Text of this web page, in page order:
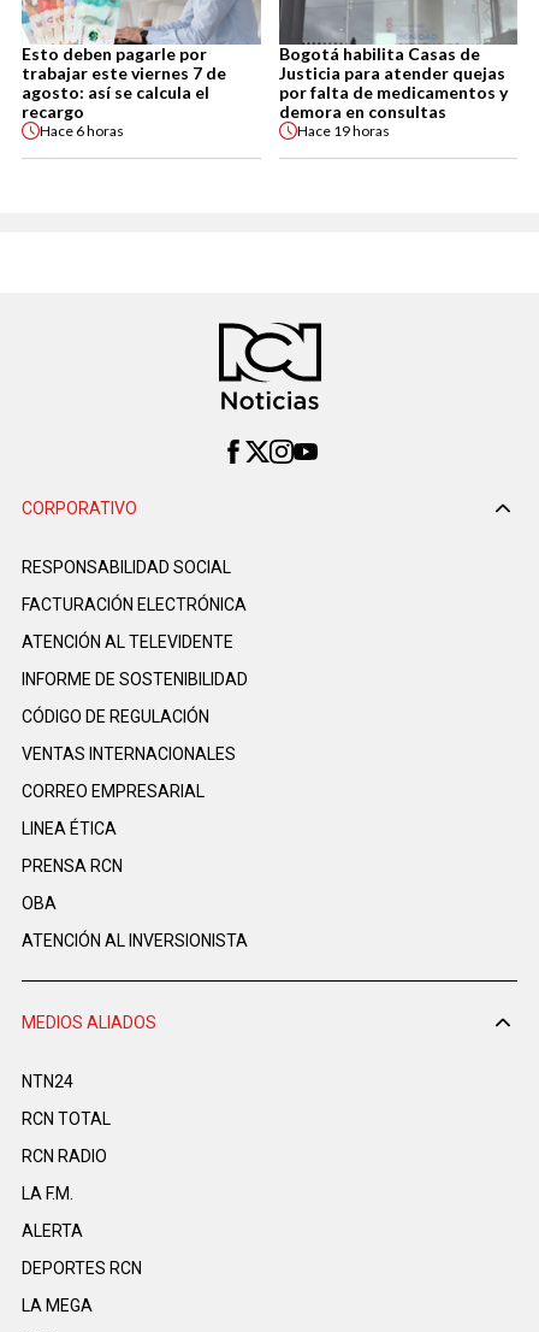
Esto deben pagarle por
trabajar este viernes 7 de
agosto: así se calcula el
recargo
Hace 6 horas
Bogotá habilita Casas de
Justicia para atender quejas
por falta de medicamentos y
demora en consultas
Hace 19 horas
CORPORATIVO
RESPONSABILIDAD SOCIAL
FACTURACIÓN ELECTRÓNICA
ATENCIÓN AL TELEVIDENTE
INFORME DE SOSTENIBILIDAD
CÓDIGO DE REGULACIÓN
VENTAS INTERNACIONALES
CORREO EMPRESARIAL
LINEA ÉTICA
PRENSA RCN
OBA
ATENCIÓN AL INVERSIONISTA
MEDIOS ALIADOS
NTN24
RCN TOTAL
RCN RADIO
LA F.M.
ALERTA
DEPORTES RCN
LA MEGA